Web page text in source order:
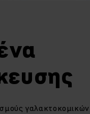
γαλακτοκομικών